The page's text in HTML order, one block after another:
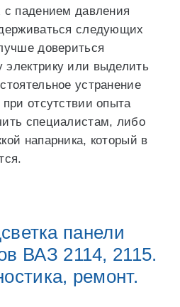
с падением давления
следующих
довериться
или выделить
устранение
отсутствии опыта
специалистам, либо
напарника, который в
панели
ВАЗ 2114, 2115.
ремонт.